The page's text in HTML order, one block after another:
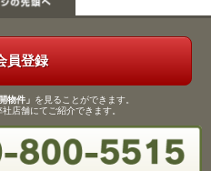
員登録
物件」 を見ることができます。
社店舗にてご紹介できます。